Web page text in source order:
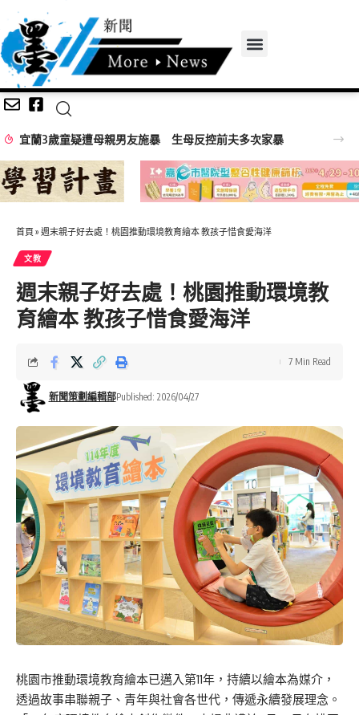
生母反控前夫多次家暴
首頁 » 週末親子好去處！桃園推動環境教育繪本 教孩子惜食愛海洋
文教
週末親子好去處！桃園推動環境教
育繪本 教孩子惜食愛海洋
新聞策劃編輯部Published: 2026/04/27
7 Min Read
桃園市推動環境教育繪本已邁入第11年，持續以繪本為媒介，
透過故事串聯親子、青年與社會各世代，傳遞永續發展理念。